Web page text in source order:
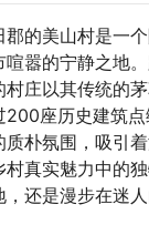
的美山村是一
喧嚣的宁静之地
庄以其传统的茅
200座历史建筑
质朴氛围，吸引
真实魅力中的
还是漫步在迷
的体验，历史和